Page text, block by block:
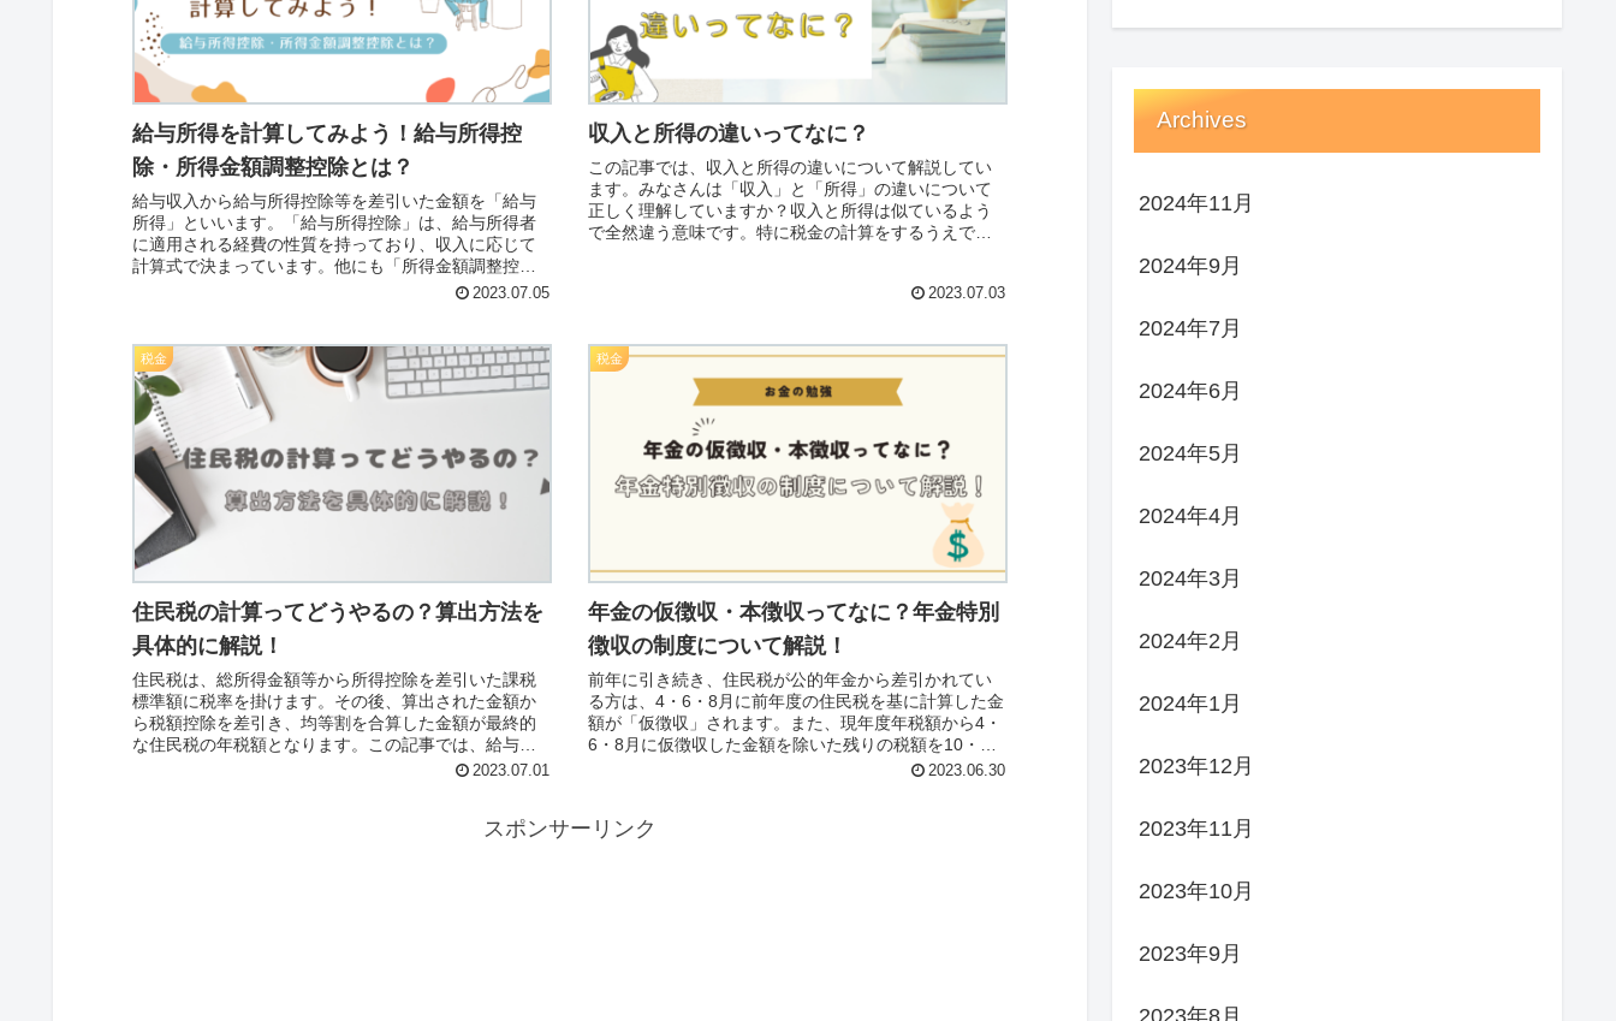
給与所得を計算してみよう！給与所得控
除・所得金額調整控除とは？
給与収入から給与所得控除等を差引いた金額を「給与
所得」といいます。「給与所得控除」は、給与所得者
に適用される経費の性質を持っており、収入に応じて
計算式で決まっています。他にも「所得金額調整控
除」や「特定支出控除」を使って給与所得を計算しま
2023.07.05
収入と所得の違いってなに？
この記事では、収入と所得の違いについて解説してい
ます。みなさんは「収入」と「所得」の違いについて
正しく理解していますか？収入と所得は似ているよう
で全然違う意味です。特に税金の計算をするうえで
2023.07.03
税金
住民税の計算ってどうやるの？算出方法を
具体的に解説！
住民税は、総所得金額等から所得控除を差引いた課税
標準額に税率を掛けます。その後、算出された金額か
ら税額控除を差引き、均等割を合算した金額が最終的
な住民税の年税額となります。この記事では、給与収
入500万円を事例として具体的に計算の流れを解説して
2023.07.01
税金
年金の仮徴収・本徴収ってなに？年金特別
徴収の制度について解説！
前年に引き続き、住民税が公的年金から差引かれてい
る方は、4・6・8月に前年度の住民税を基に計算した金
額が「仮徴収」されます。また、現年度年税額から4・
6・8月に仮徴収した金額を除いた残りの税額を10・
12・翌2月の3回に分けて公的年金から差引かれること
2023.06.30
スポンサーリンク
Archives
2024年11月
2024年9月
2024年7月
2024年6月
2024年5月
2024年4月
2024年3月
2024年2月
2024年1月
2023年12月
2023年11月
2023年10月
2023年9月